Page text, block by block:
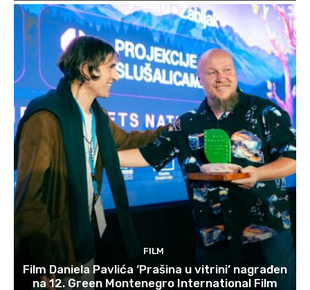
FILM
Film Daniela Pavlića ‘Prašina u vitrini’ nagrađen
na 12. Green Montenegro International Film